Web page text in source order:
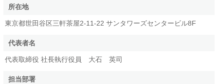
所在地
東京都世田谷区三軒茶屋2-11-22 サンタワーズセンタービル8F
代表者名
代表取締役 社長執行役員 大石 英司
担当部署